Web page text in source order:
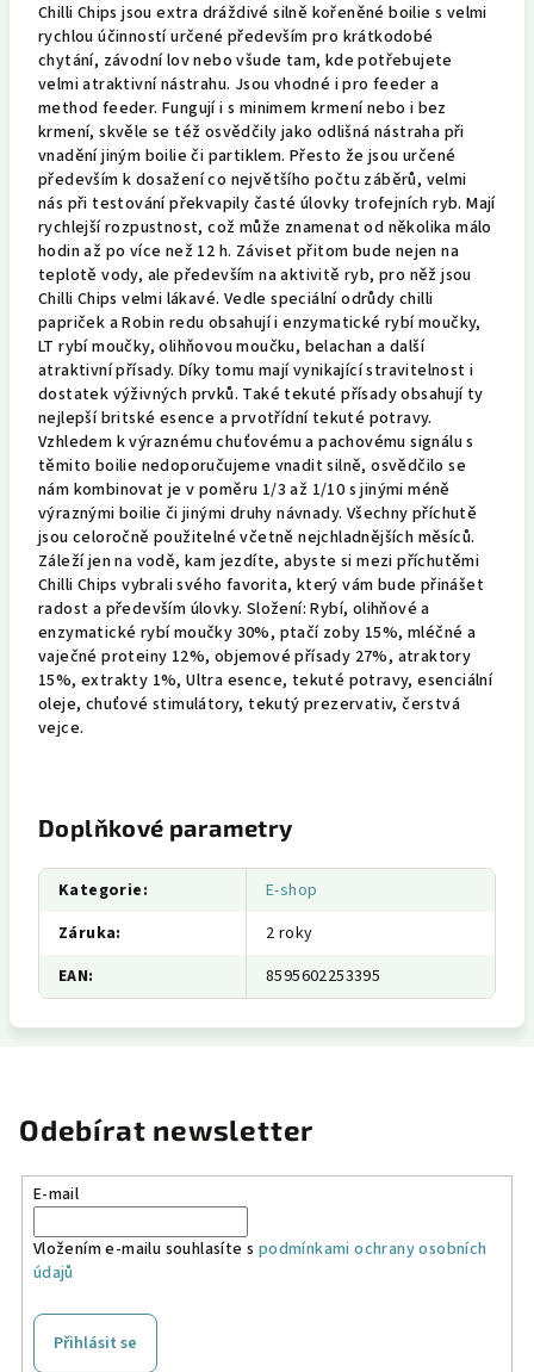
Chilli Chips jsou extra dráždivé silně kořeněné boilie s velmi
rychlou účinností určené především pro krátkodobé
chytání, závodní lov nebo všude tam, kde potřebujete
velmi atraktivní nástrahu. Jsou vhodné i pro feeder a
method feeder. Fungují i s minimem krmení nebo i bez
krmení, skvěle se též osvědčily jako odlišná nástraha při
vnadění jiným boilie či partiklem. Přesto že jsou určené
především k dosažení co největšího počtu záběrů, velmi
nás při testování překvapily časté úlovky trofejních ryb. Mají
rychlejší rozpustnost, což může znamenat od několika málo
hodin až po více než 12 h. Záviset přitom bude nejen na
teplotě vody, ale především na aktivitě ryb, pro něž jsou
Chilli Chips velmi lákavé. Vedle speciální odrůdy chilli
papriček a Robin redu obsahují i enzymatické rybí moučky,
LT rybí moučky, olihňovou moučku, belachan a další
atraktivní přísady. Díky tomu mají vynikající stravitelnost i
dostatek výživných prvků. Také tekuté přísady obsahují ty
nejlepší britské esence a prvotřídní tekuté potravy.
Vzhledem k výraznému chuťovému a pachovému signálu s
těmito boilie nedoporučujeme vnadit silně, osvědčilo se
nám kombinovat je v poměru 1/3 až 1/10 s jinými méně
výraznými boilie či jinými druhy návnady. Všechny příchutě
jsou celoročně použitelné včetně nejchladnějších měsíců.
Záleží jen na vodě, kam jezdíte, abyste si mezi příchutěmi
Chilli Chips vybrali svého favorita, který vám bude přinášet
radost a především úlovky. Složení: Rybí, olihňové a
enzymatické rybí moučky 30%, ptačí zoby 15%, mléčné a
vaječné proteiny 12%, objemové přísady 27%, atraktory
15%, extrakty 1%, Ultra esence, tekuté potravy, esenciální
oleje, chuťové stimulátory, tekutý prezervativ, čerstvá
vejce.
Doplňkové parametry
Kategorie:
E-shop
Záruka:
2 roky
EAN: 8595602253395
Odebírat newsletter
E-mail
Vložením e-mailu souhlasíte s podmínkami ochrany osobních
údajů
Přihlásit se